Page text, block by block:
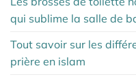
qui sublime la salle de
Tout savoir sur les
prière en islam